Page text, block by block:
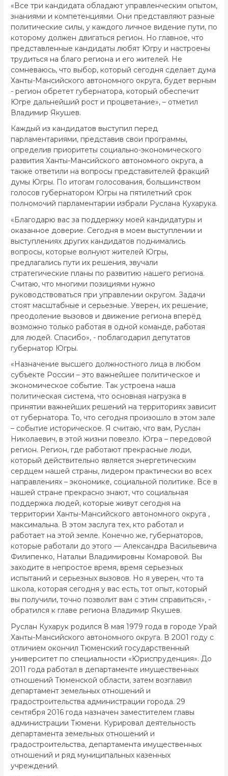
«Все три кандидата обладают управленческим опытом,
знаниями и компетенциями. Они представляют разные
политические силы, у каждого личное видение пути, по
которому должен двигаться регион. Но главное, что
представленные кандидаты любят Югру и настроены
трудиться на благо региона и его жителей. Не
сомневаюсь, что выбор, который сегодня сделает дума
Ханты-Мансийского автономного округа, будет верным
- регион обретет губернатора, который обеспечит
Югре дальнейший рост и процветание», – отметил
Владимир Якушев.
Каждый из кандидатов выступил перед
парламентариями, представив свои программы,
определив приоритеты социально-экономического
развития Ханты-Мансийского автономного округа, а
также ответили на вопросы представителей фракций
думы Югры. По итогам голосования, большинством
голосов губернатором Югры на пятилетний срок
полномочий парламентарии избрали Руслана Кухарука.
«Благодарю вас за поддержку моей кандидатуры и
оказанное доверие. Сегодня в моем выступлении и
выступлениях других кандидатов поднимались
вопросы, которые волнуют жителей Югры,
предлагались пути их решения, звучали
стратегические планы по развитию нашего региона.
Считаю, что многими позициями нужно
руководствоваться при управлении округом. Задачи
стоят масштабные и серьезные. Уверен, их решение,
преодоление вызовов и движение региона вперёд
возможно только работая в одной команде, работая
для людей. Спасибо», - поблагодарил депутатов
губернатор Югры.
«Назначение высшего должностного лица в любом
субъекте России – это важнейшее политическое и
экономическое событие. Так устроена наша
политическая система, что основная нагрузка в
принятии важнейших решений на территориях зависит
от губернатора. То, что сегодня произошло в этом зале
– событие историческое. Я считаю, что вам, Руслан
Николаевич, в этой жизни повезло. Югра – передовой
регион. Регион, где работают прекрасные люди,
который действительно является энергетическим
сердцем нашей страны, лидером практически во всех
направлениях – экономике, социальной политике. Все в
нашей стране прекрасно знают, что социальная
поддержка людей, которые живут сегодня на
территории Ханты-Мансийского автономного округа ,
максимальна. В этом заслуга тех, кто работал и
работает на этой земле. Конечно же, губернаторов,
которые работали до этого — Александра Васильевича
Филипенко, Натальи Владимировны Комаровой. Вы
заходите в непростое время, время серьезных
испытаний и серьезных вызовов. Но я уверен, что та
школа, которая сегодня у вас есть, тот опыт, который
вы получили, точно позволит вам с этим справиться», -
обратился к главе региона Владимир Якушев.
Руслан Кухарук родился 8 мая 1979 года в городе Урай
Ханты-Мансийского автономного округа. В 2001 году с
отличием окончил Тюменский государственный
университет по специальности «Юриспруденция». До
2011 года работал в департаменте имущественных
отношений Тюменской области, затем возглавил
департамент земельных отношений и
градостроительства администрации города. 29
сентября 2016 года назначен заместителем главы
администрации Тюмени. Курировал деятельность
департамента земельных отношений и
градостроительства, департамента имущественных
отношений и ряд муниципальных казенных
учреждений.